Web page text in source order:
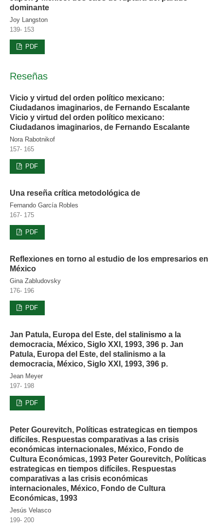
dominante
Joy Langston
139- 153
PDF
Reseñas
Vicio y virtud del orden político mexicano:
Ciudadanos imaginarios, de Fernando Escalante
Vicio y virtud del orden político mexicano:
Ciudadanos imaginarios, de Fernando Escalante
Nora Rabotnikof
157- 165
PDF
Una reseña crítica metodológica de
Fernando García Robles
167- 175
PDF
Reflexiones en torno al estudio de los empresarios en
México
Gina Zabludovsky
176- 196
PDF
Jan Patula, Europa del Este, del stalinismo a la
democracia, México, Siglo XXI, 1993, 396 p. Jan
Patula, Europa del Este, del stalinismo a la
democracia, México, Siglo XXI, 1993, 396 p.
Jean Meyer
197- 198
PDF
Peter Gourevitch, Políticas estrategicas en tiempos
difíciles. Respuestas comparativas a las crisis
económicas internacionales, México, Fondo de
Cultura Económicas, 1993 Peter Gourevitch, Políticas
estrategicas en tiempos difíciles. Respuestas
comparativas a las crisis económicas
internacionales, México, Fondo de Cultura
Económicas, 1993
Jesús Velasco
199- 200